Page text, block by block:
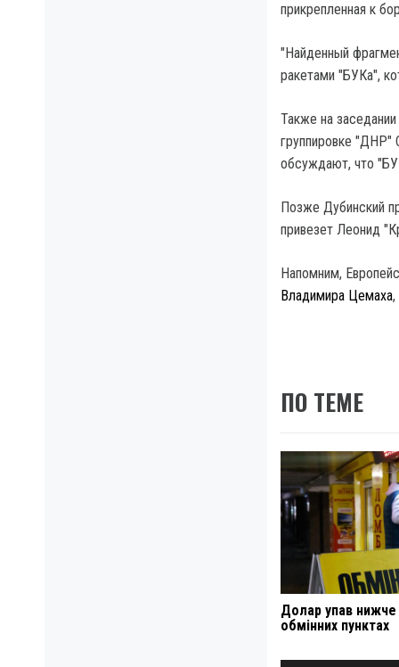
прикрепленная к
"Найденный
ракетами "БУКа",
Также на
группировке "ДНР"
обсуждают, что
Позже Дубинский
привезет Леонид
Напомним,
Владимира Цемаха,
ПО ТЕМЕ
Долар упав нижче
обмінних пунктах